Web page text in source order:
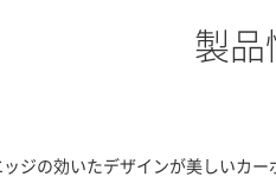
製品
ッジの効いたデザインが美しいカ